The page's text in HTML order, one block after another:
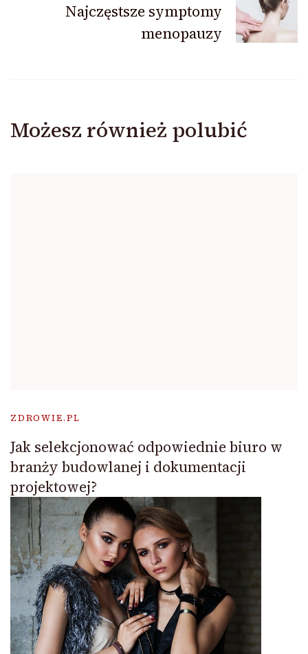
Najczęstsze symptomy
menopauzy
Możesz również polubić
ZDROWIE.PL
Jak selekcjonować odpowiednie biuro w
branży budowlanej i dokumentacji
projektowej?